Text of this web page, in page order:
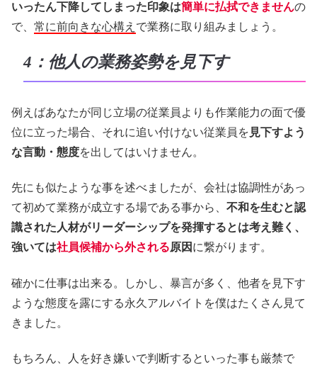
いったん下降してしまった印象は簡単に払拭できませんの
で、 常に前向きな心構え で業務に取り組みましょう。
4：他人の業務姿勢を見下す
例えばあなたが同じ立場の従業員よりも作業能力の面で優
位に立った場合、それに追い付けない従業員を 見下すよう
な言動・態度を出してはいけません。
先にも似たような事を述べましたが、会社は協調性があっ
て初めて業務が成立する場である事から、 不和を生むと認
識された人材がリーダーシップを発揮するとは考え難く、
強いては社員候補から外される原因 に繋がります。
確かに仕事は出来る。しかし、暴言が多く、他者を見下す
ような態度を露にする永久アルバイトを僕はたくさん見て
きました。
もちろん、人を好き嫌いで判断するといった事も厳禁で